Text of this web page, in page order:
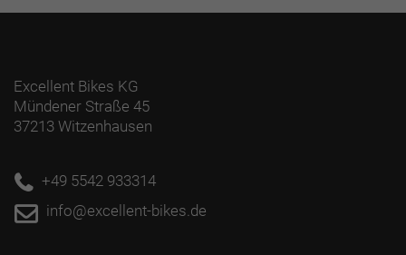
Excellent Bikes KG
Mündener Straße 45
37213 Witzenhausen
+49 5542 933314
info@excellent-bikes.de